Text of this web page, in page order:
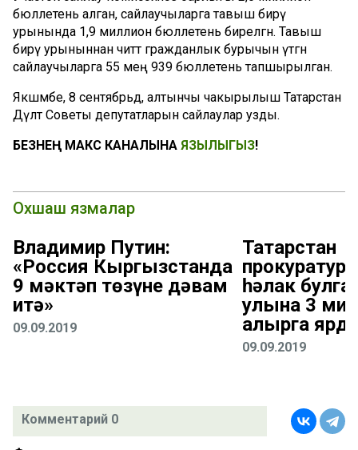
бюллетень алган, сайлаучыларга тавыш бирү
урынында 1,9 миллион бюллетень бирелгән. Тавыш
бирү урыныннан читтә гражданлык бурычын үтәгән
сайлаучыларга 55 мең 939 бюллетень тапшырылган.
Якшәмбе, 8 сентябрьдә, алтынчы чакырылыш Татарстан
Дәүләт Советы депутатларын сайлаулар узды.
БЕЗНЕҢ МАКС КАНАЛЫНА ЯЗЫЛЫГЫЗ!
Охшаш язмалар
Владимир Путин:
«Россия Кыргызстанда
9 мәктәп төзүне дәвам
итә»
09.09.2019
Татарстан
һәлак
улына 3
алырга
09.09.2019
Комментарий 0